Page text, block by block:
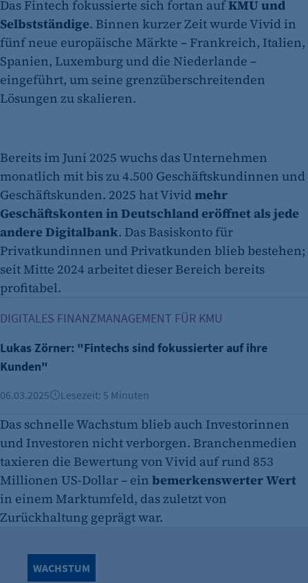
Das Fintech fokussierte sich fortan aufKMU und
Selbstständige. Binnen kurzer Zeit wurde Vivid in
fünf neue europäische Märkte – Frankreich, Italien,
Spanien, Luxemburg und die Niederlande –
eingeführt, um seine grenzüberschreitenden
Lösungen zu skalieren.
Bereits im Juni 2025 wuchs das Unternehmen
monatlich mit bis zu 4.500 Geschäftskundinnen und
Geschäftskunden. 2025 hat Vividmehr
Geschäftskonten in Deutschland eröffnet als jede
andere Digitalbank. Das Basiskonto für
Privatkundinnen und Privatkunden blieb bestehen;
seit Mitte 2024 arbeitet dieser Bereich bereits
profitabel.
DIGITALES FINANZMANAGEMENT FÜR KMU
Lukas Zörner: "Fintechs sind fokussierter auf ihre
Kunden"
06.03.2025 Lesezeit: 5 Minuten
Das schnelle Wachstum blieb auch Investorinnen
und Investoren nicht verborgen. Branchenmedien
taxieren die Bewertung von Vivid auf rund 853
Millionen US-Dollar – ein bemerkenswerter Wert
in einem Marktumfeld, das zuletzt von
Zurückhaltung geprägt war.
WACHSTUM